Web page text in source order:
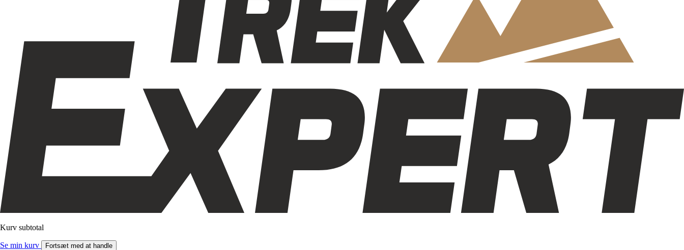
Kurv subtotal
Se min kurv Fortsæt med at handle